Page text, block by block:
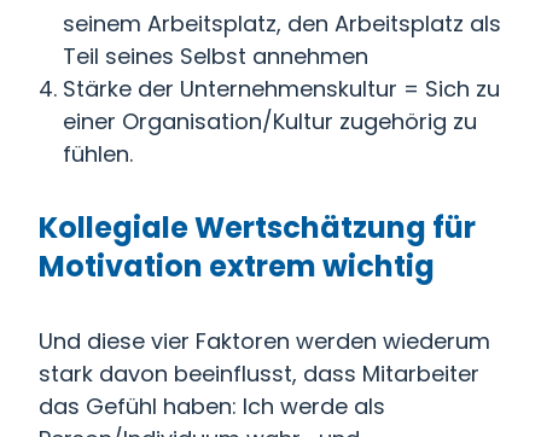
seinem Arbeitsplatz, den Arbeitsplatz als
Teil seines Selbst annehmen
Stärke der Unternehmenskultur = Sich zu
einer Organisation/Kultur zugehörig zu
fühlen.
Kollegiale Wertschätzung für
Motivation extrem wichtig
Und diese vier Faktoren werden wiederum
stark davon beeinflusst, dass Mitarbeiter
das Gefühl haben: Ich werde als